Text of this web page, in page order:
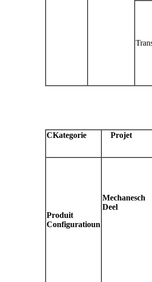
CKategorie Projet
Produit
Configuratioun
Mechanesch
Deel